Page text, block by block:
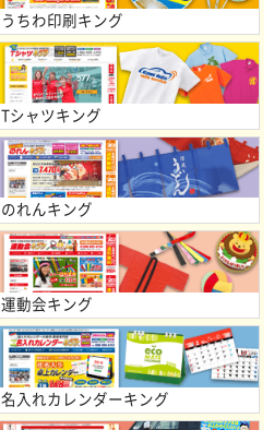
うちわ印刷キング
Tシャツキング
のれんキング
運動会キング
名入れカレンダーキング